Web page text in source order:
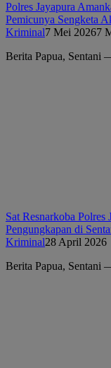
Polres Jayapura
Pemicunya Sengketa
Kriminal7 Mei 20267
Berita Papua, Sentani
Sat Resnarkoba
Pengungkapan di
Kriminal28 April 2026
Berita Papua, Sentani